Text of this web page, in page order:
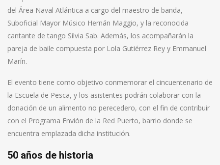
del Área Naval Atlántica a cargo del maestro de banda,
Suboficial Mayor Músico Hernán Maggio, y la reconocida
cantante de tango Silvia Sab. Además, los acompañarán la
pareja de baile compuesta por Lola Gutiérrez Rey y Emmanuel
Marín.
El evento tiene como objetivo conmemorar el cincuentenario de
la Escuela de Pesca, y los asistentes podrán colaborar con la
donación de un alimento no perecedero, con el fin de contribuir
con el Programa Envión de la Red Puerto, barrio donde se
encuentra emplazada dicha institución.
50 años de historia